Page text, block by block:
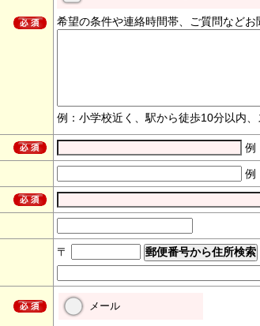
希望の条件や連絡時間帯、ご質問など
例：小学校近く、駅から徒歩10分以内
例
例
〒
メール